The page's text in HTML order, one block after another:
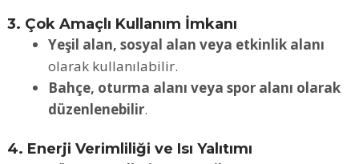
3. Çok Amaçlı Kullanım İmkanı
Yeşil alan, sosyal alan veya etkinlik alanı
olarak kullanılabilir.
Bahçe, oturma alanı veya spor alanı olarak
düzenlenebilir.
4. Enerji Verimliliği ve Isı Yalıtımı